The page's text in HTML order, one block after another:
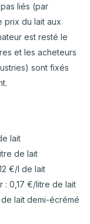
liés (par
prix du lait aux
est resté le
et les acheteurs
sont fixés
lait
de lait
€/l de lait
: 0,17 €/litre de lait
lait demi-écrémé